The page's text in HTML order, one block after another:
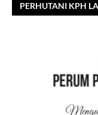
PERHUTANI KPH